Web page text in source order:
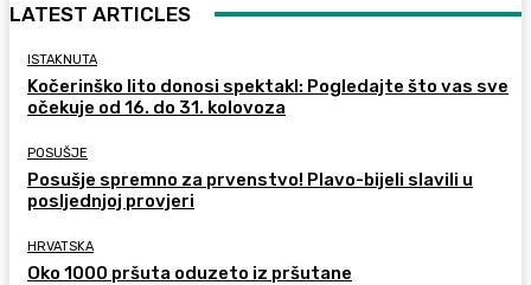
LATEST ARTICLES
ISTAKNUTA
Kočerinško lito donosi spektakl: Pogledajte što vas sve
očekuje od 16. do 31. kolovoza
POSUŠJE
Posušje spremno za prvenstvo! Plavo-bijeli slavili u
posljednjoj provjeri
HRVATSKA
Oko 1000 pršuta oduzeto iz pršutane